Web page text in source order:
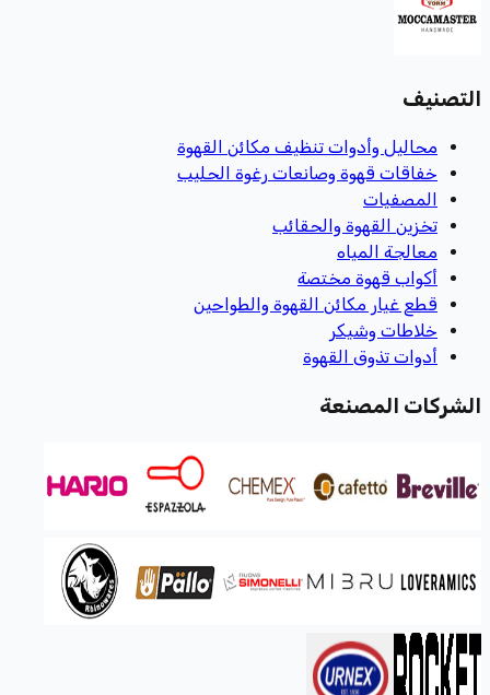
التصنيف
محاليل وأدوات تنظيف مكائن القهوة
خفاقات قهوة وصانعات رغوة الحليب
المصفيات
تخزين القهوة والحقائب
معالجة المياه
أكواب قهوة مختصة
قطع غيار مكائن القهوة والطواحين
خلاطات وشيكر
أدوات تذوق القهوة
الشركات المصنعة